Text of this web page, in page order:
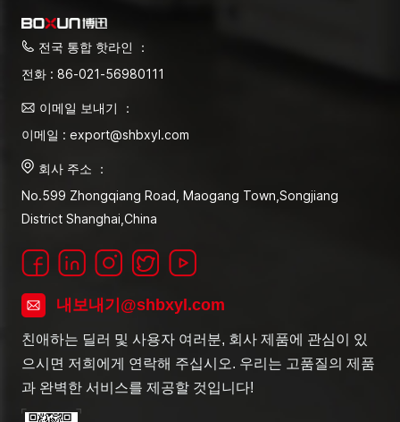
전국 통합 핫라인 ：
전화 : 86-021-56980111
이메일 보내기 ：
이메일 : export@shbxyl.com
회사 주소 ：
No.599 Zhongqiang Road, Maogang Town,Songjiang
District Shanghai,China
내보내기@shbxyl.com
친애하는 딜러 및 사용자 여러분, 회사 제품에 관심이 있
으시면 저희에게 연락해 주십시오. 우리는 고품질의 제품
과 완벽한 서비스를 제공할 것입니다!